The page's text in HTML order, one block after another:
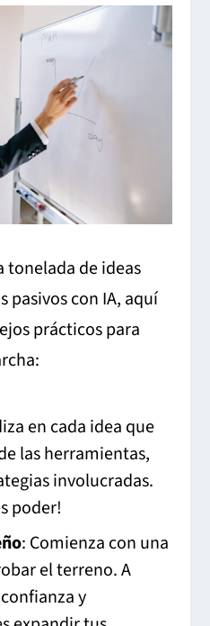
tonelada de ideas
pasivos con IA, aquí
prácticos para
en cada idea que
las herramientas,
involucradas.
poder!
: Comienza con una
el terreno. A
y